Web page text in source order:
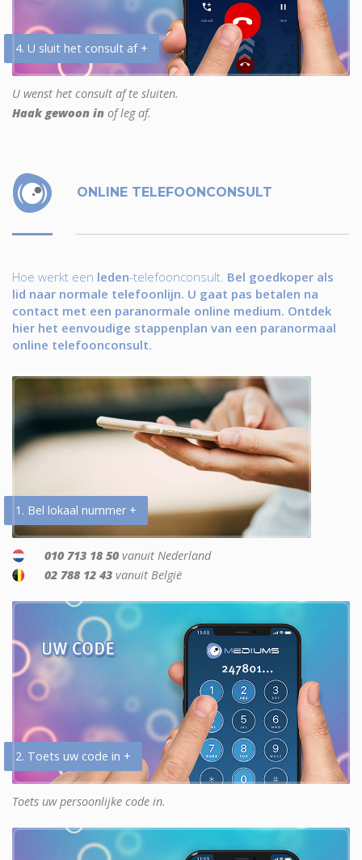
4. U sluit het consult af +
U wenst het consult af te sluiten.
Haak gewoon in of leg af.
ONLINE TELEFOONCONSULT
Hoe werkt een leden-telefoonconsult. Bel goedkoper als
lid naar normale telefoonlijn. U gaat pas betalen na
contact met een paranormale online medium. Ontdek
hier het eenvoudige stappenplan van een paranormaal
online telefoonconsult.
1. Bel lokaal nummer +
010 713 18 50 vanuit Nederland
02 788 12 43 vanuit België
2. Toets uw code in +
Toets uw persoonlijke code in.